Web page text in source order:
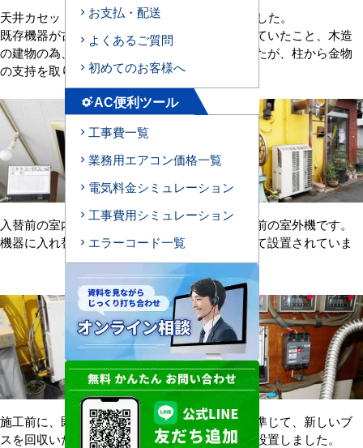
天井カセット形2方向4馬力の機械の入れ替えでした。
既存機器が古く現行機器と寸法が大きく異なっていたこと、木造
の建物の為、アンカー打設が出来ない状況でしたが、柱から金物
の支持を取り、きれいに施工ができました。
入替前の室内機です。新しい
機器に入れ替えていきます。
同じく入替前の室外機です。
道路に面して設置されていま
す。
施工前に、既設機器の冷媒ガ
スを回収いたします。
機器仕様に準じて、新しいブ
レーカーを設置しました。
お支払・配送
よくあるご質問
初めてのお客様へ
settings_suggestAC便利ツール
工事費一覧
業務用エアコン価格一覧
電気料金シミュレーション
工事費用シミュレーション
エラーコード一覧